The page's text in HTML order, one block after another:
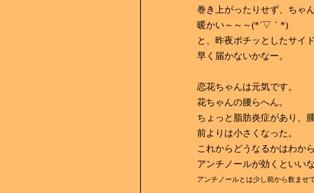
巻き上がったりせず、ちゃ
暖かい～～～(*´▽｀*)
と、昨夜ポチッとしたサイ
早く届かないかなー。
恋花ちゃんは元気です。
花ちゃんの腰らへん。
ちょっと脂肪炎症があり、
前よりは小さくなった。
これからどうなるかはわか
アンチノールが効くとい
アンチノールとは少し前から飲ませ